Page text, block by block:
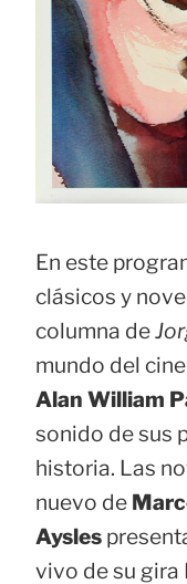
En este
clásicos y
columna de
mundo del
Alan William
sonido de sus
historia. Las
nuevo de
Aysles
vivo de su gira